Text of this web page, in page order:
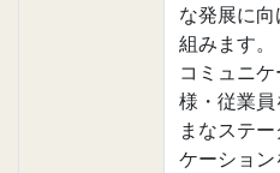
な発展に
組みます
コミュニ
様・従業
まなステ
ケーショ